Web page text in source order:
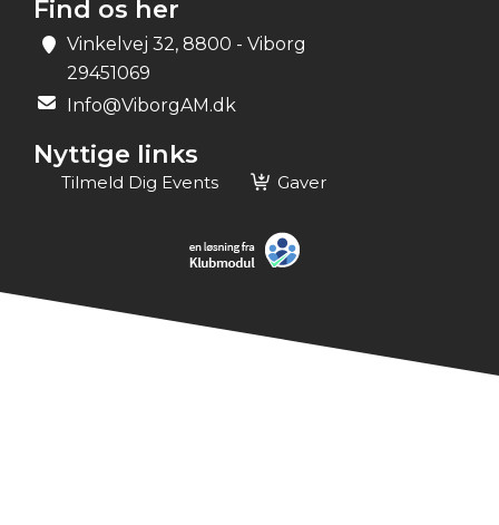
Find os her
Vinkelvej 32, 8800 - Viborg
29451069
Info@ViborgAM.dk
Nyttige links
Tilmeld Dig Events Gaver